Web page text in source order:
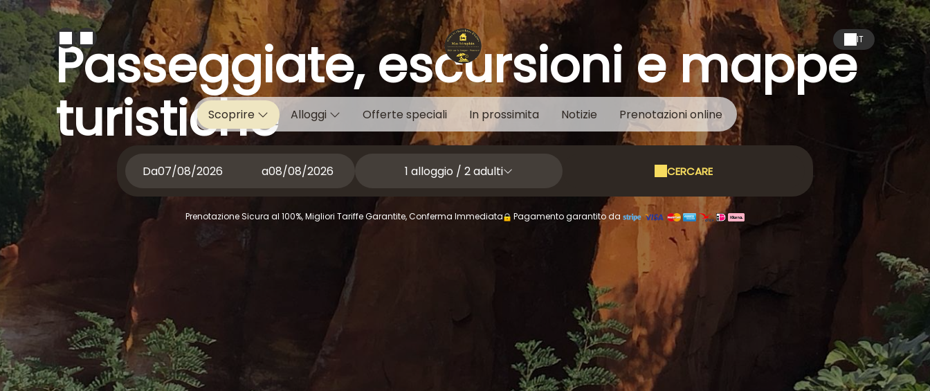
IT
Scoprire Alloggi Offerte speciali In prossimita Notizie Prenotazioni online
Passeggiate, escursioni e mappe
turistiche
Da a 1 alloggio / 2adulti CERCARE
Prenotazione Sicura al 100%, Migliori Tariffe Garantite, Conferma Immediata Pagamento garantito da